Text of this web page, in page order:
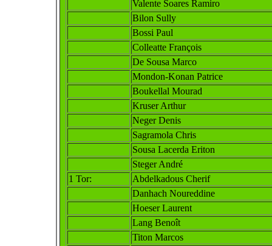
Valente Soares Ramiro
Bilon Sully
Bossi Paul
Colleatte François
De Sousa Marco
Mondon-Konan Patrice
Boukellal Mourad
Kruser Arthur
Neger Denis
Sagramola Chris
Sousa Lacerda Eriton
Steger André
1 Tor:
Abdelkadous Cherif
Danhach Noureddine
Hoeser Laurent
Lang Benoît
Titon Marcos